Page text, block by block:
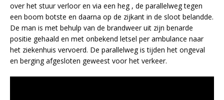
over het stuur verloor en via een heg , de parallelweg tegen
een boom botste en daarna op de zijkant in de sloot belandde.
De man is met behulp van de brandweer uit zijn benarde
positie gehaald en met onbekend letsel per ambulance naar
het ziekenhuis vervoerd. De parallelweg is tijden het ongeval
en berging afgesloten geweest voor het verkeer.